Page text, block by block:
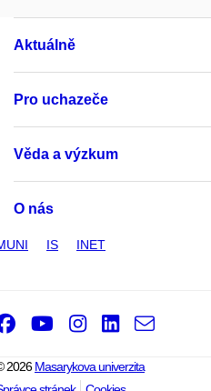
Aktuálně
Pro uchazeče
Věda a výzkum
O nás
IS INET
2026Masarykova univerzita
Facebook
Youtube
Instagram
LinkedIn
e-